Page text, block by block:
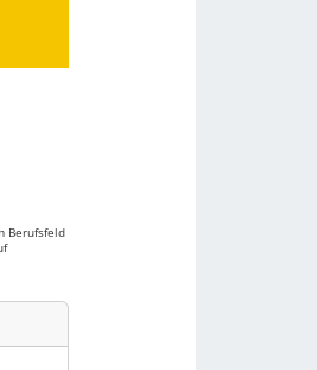
Berufsfeld